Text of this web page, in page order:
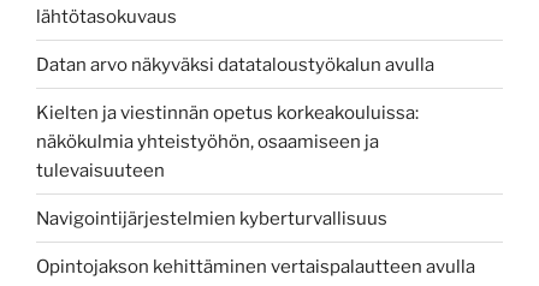
lähtötasokuvaus
Datan arvo näkyväksi datataloustyökalun avulla
Kielten ja viestinnän opetus korkeakouluissa:
näkökulmia yhteistyöhön, osaamiseen ja
tulevaisuuteen
Navigointijärjestelmien kyberturvallisuus
Opintojakson kehittäminen vertaispalautteen avulla